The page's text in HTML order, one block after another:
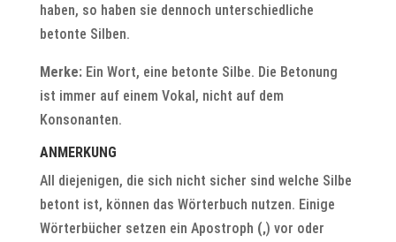
haben, so haben sie dennoch unterschiedliche
betonte Silben.
Merke: Ein Wort, eine betonte Silbe. Die Betonung
ist immer auf einem Vokal, nicht auf dem
Konsonanten.
ANMERKUNG
All diejenigen, die sich nicht sicher sind welche Silbe
betont ist, können das Wörterbuch nutzen. Einige
Wörterbücher setzen ein Apostroph (‚) vor oder